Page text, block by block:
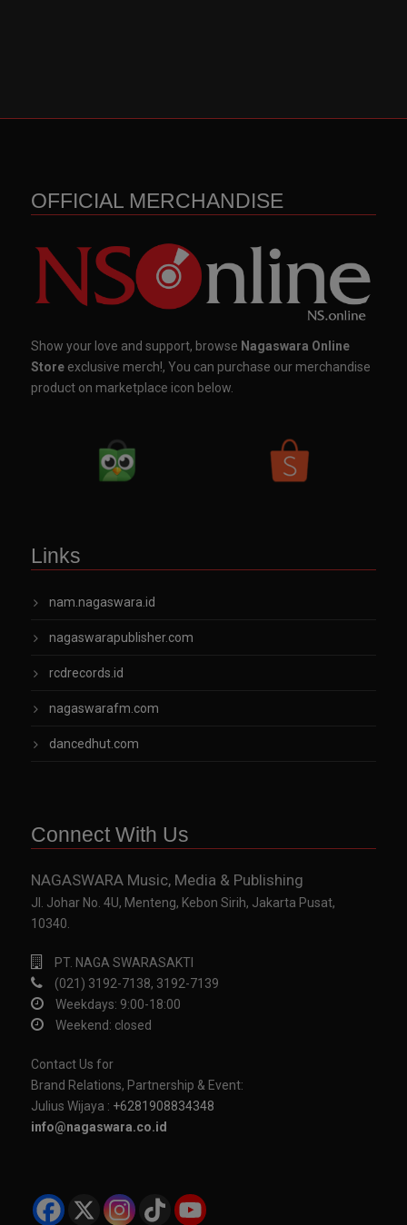
OFFICIAL MERCHANDISE
Show your love and support, browse Nagaswara Online
Store exclusive merch!, You can purchase our merchandise
product on marketplace icon below.
Links
nam.nagaswara.id
nagaswarapublisher.com
rcdrecords.id
nagaswarafm.com
dancedhut.com
Connect With Us
NAGASWARA Music, Media & Publishing
Jl. Johar No. 4U, Menteng, Kebon Sirih, Jakarta Pusat,
10340.
PT. NAGA SWARASAKTI
(021) 3192-7138, 3192-7139
Weekdays: 9:00-18:00
Weekend: closed
Contact Us for
Brand Relations, Partnership & Event:
Julius Wijaya : +6281908834348
info@nagaswara.co.id